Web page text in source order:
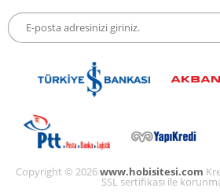
Copyright © 2026www.hobisitesi.com
SSL sertifikası ile